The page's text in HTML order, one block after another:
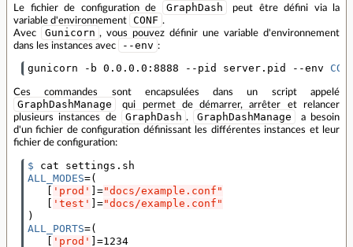
Le fichier de configuration de GraphDash
peut être défini via la
variable d'environnement
CONF .
Avec
Gunicorn , vous pouvez définir une variable d'environnement
dans les instances avec
--env :
gunicorn -b 0.0.0.0:8888 --pid server.pid --env
Ces commandes sont encapsulées dans un script appelé
GraphDashManage
qui permet de démarrer, arrêter et relancer
plusieurs instances de
GraphDash . GraphDashManage
a besoin
d'un fichier de configuration définissant les différentes instances et leur
fichier de configuration:
$
ALL_MODES=(
'prod' ]="docs/example.conf"
'test' ]="docs/example.conf"
)
ALL_PORTS=(
'prod' ]=1234